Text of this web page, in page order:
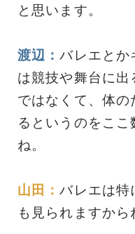
と思います。
渡辺：バレエとか
は競技や舞台に出
ではなくて、体
るというのをここ
ね。
山田：バレエは特
も見られますから